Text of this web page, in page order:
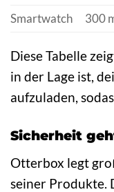
Smartwatch 300
Diese Tabelle
in der Lage ist,
aufzuladen,
Sicherheit
Otterbox legt
seiner Produkte.